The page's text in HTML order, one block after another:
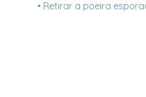
• Retirar a poeira